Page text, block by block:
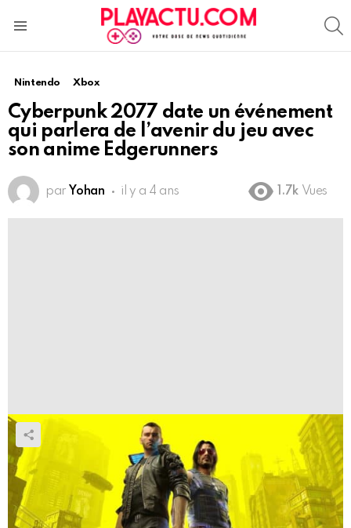
Nintendo Xbox
Cyberpunk 2077 date un événement
qui parlera de l’avenir du jeu avec
son anime Edgerunners
par Yohan il y a 4 ans 1.7k Vues